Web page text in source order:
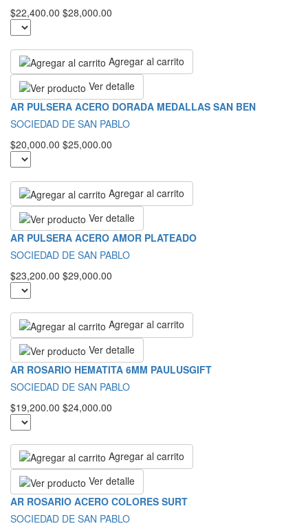
$22,400.00 $28,000.00
Agregar al carrito
Ver detalle
AR PULSERA ACERO DORADA MEDALLAS SAN BEN
SOCIEDAD DE SAN PABLO
$20,000.00 $25,000.00
Agregar al carrito
Ver detalle
AR PULSERA ACERO AMOR PLATEADO
SOCIEDAD DE SAN PABLO
$23,200.00 $29,000.00
Agregar al carrito
Ver detalle
AR ROSARIO HEMATITA 6MM PAULUSGIFT
SOCIEDAD DE SAN PABLO
$19,200.00 $24,000.00
Agregar al carrito
Ver detalle
AR ROSARIO ACERO COLORES SURT
SOCIEDAD DE SAN PABLO